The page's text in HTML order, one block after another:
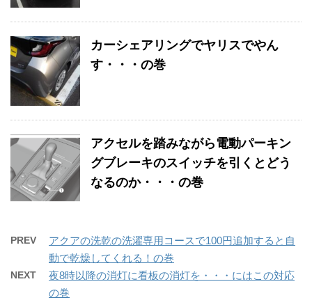
カーシェアリングでヤリスでやん
す・・・の巻
アクセルを踏みながら電動パーキン
グブレーキのスイッチを引くとどう
なるのか・・・の巻
PREV
アクアの洗乾の洗濯専用コースで100円追加すると自
動で乾燥してくれる！の巻
NEXT
夜8時以降の消灯に看板の消灯を・・・にはこの対応
の巻